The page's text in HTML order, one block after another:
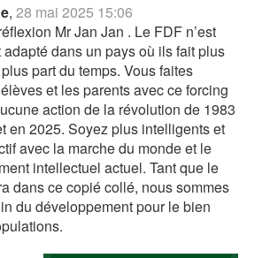
,28 mai 2025 15:06
Mr Jan Jan . Le FDF n’est
adapté dans un pays où ils fait plus
part du temps. Vous faites
et les parents avec ce forcing
action de la révolution de 1983
en 2025. Soyez plus intelligents et
avec la marche du monde et le
intellectuel actuel. Tant que le
dans ce copié collé, nous sommes
du développement pour le bien